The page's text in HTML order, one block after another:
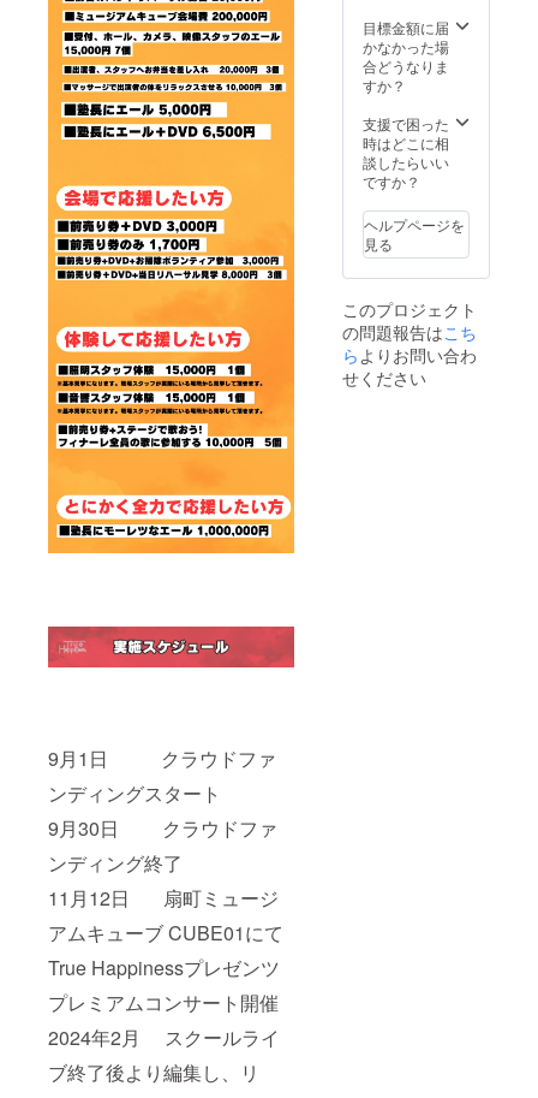
9月1日 クラウドファ
ンディングスタート
9月30日 クラウドファ
ンディング終了
11月12日 扇町ミュージ
アムキューブ CUBE01にて
True Happinessプレゼンツ
プレミアムコンサート開催
2024年2月 スクールライ
ブ終了後より編集し、リ
を出演
者へお
届けい
たしま
様子を
SNSな
どで
アップ
いただ
く場合
がござ
います
ても差
支えの
ないお
名前や
ニック
目標金額に届
かなかった場
合どうなりま
すか？
支援で困った
時はどこに相
談したらいい
ですか？
ヘルプページを
見る
このプロジェクト
の問題報告はこち
ら よりお問い合わ
せください